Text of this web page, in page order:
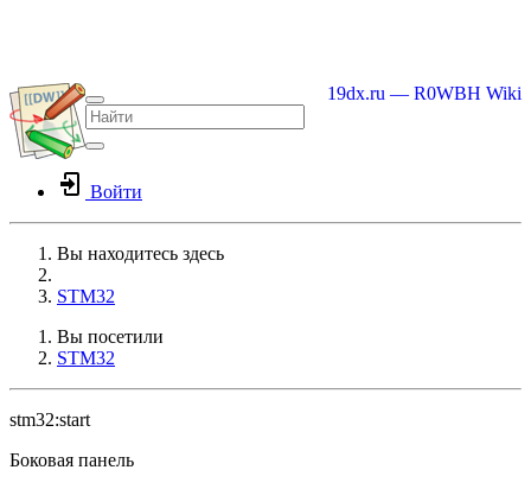
19dx.ru — R0WBH Wiki
Войти
Вы находитесь здесь
STM32
Вы посетили
STM32
stm32:start
Боковая панель